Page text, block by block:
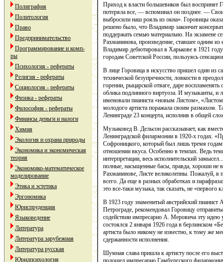
Полиграфия
Политология
Право
Предпринимательство
Программирование и комп-
ры
Психология - рефераты
Религия - рефераты
Социология - рефераты
Физика - рефераты
Философия - рефераты
Финансы деньги и налоги
Химия
Экология и охрана природы
Экономика и экономическая
теория
Экономико-математическое
моделирование
Этика и эстетика
Эргономика
Юриспруденция
Языковедение
Литература
Литература зарубежная
Литература русская
Юридпсихология
Приход к власти большевиков был воспринят
потеряла все, — вспоминал он позднее. —
выбросили наш рояль из окна». Горовицы
решено было, что Владимир закончит
поддержать семью материально. На экзамене
Рахманинова, произведение, ставшее одним
Владимир дебютировал в Харькове в 1921
городам Советской России, пользуясь
В лице Горовица в искусство пришел один из
технической безупречности, ловкости в
горении, рыцарской отваге, даре
облика подлинного виртуоза. И музыканты, и
именовали пианиста «новым Листом»,
молодого артиста поражала своим размахом.
Ленинграде 23 концерта, исполнив в общей
Музыковед В. Дельсон рассказывает, как
Ленинградской филармонии в 1920-х годах.
Софроницкого, который был лишь тремя
отношении вкуса. Особенно в темпах. Ведь
интерпретации, весь исполнительский
полные, насыщенные басы, правда, хороши не
Рахманинове, Листе великолепны. Пожалуй, в
всего. Да еще в разных обработках и
это все-таки музыка, так сказать, не «первого
В 1923 году знаменитый австрийский
Петрограде, рекомендовал Горовицу
содействии импресарио А. Меровича эту идею
состоялся 2 января 1926 года в берлинском
артиста было никому не известно, к тому же
сдержанности исполнения.
Шумная слава пришла к артисту после его
подошел импресарио Гамбургского